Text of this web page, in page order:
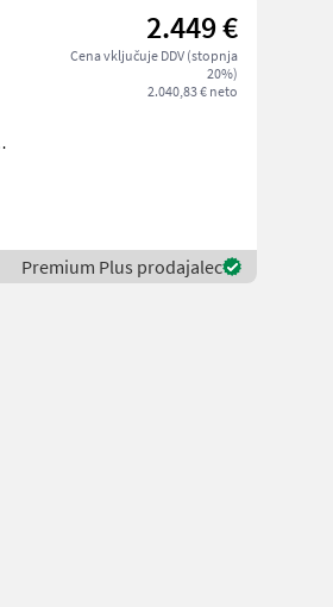
2.449 €
Cena vključuje DDV (stopnja
20%)
2.040,83 € neto
Premium Plus prodajalec